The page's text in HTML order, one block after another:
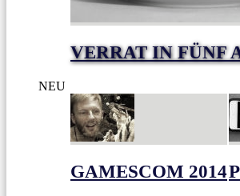
VERRAT IN FÜNF
NEU
GAMESCOM 2014